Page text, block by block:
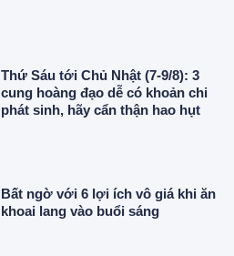
Thứ Sáu tới Chủ Nhật (7-9/8): 3
cung hoàng đạo dễ có khoản chi
phát sinh, hãy cẩn thận hao hụt
Bất ngờ với 6 lợi ích vô giá khi ăn
khoai lang vào buổi sáng